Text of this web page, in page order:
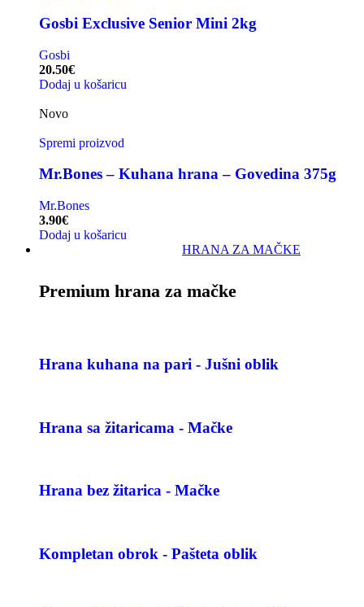
Gosbi Exclusive Senior Mini 2kg
Gosbi
20.50€
Dodaj u košaricu
Novo
Spremi proizvod
Mr.Bones – Kuhana hrana – Govedina 375g
Mr.Bones
3.90€
Dodaj u košaricu
HRANA ZA MAČKE
Premium hrana za mačke
Hrana kuhana na pari - Jušni oblik
Hrana sa žitaricama - Mačke
Hrana bez žitarica - Mačke
Kompletan obrok - Pašteta oblik